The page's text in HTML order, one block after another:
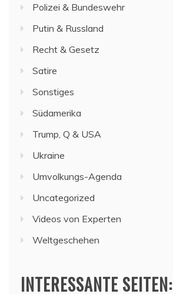
Polizei & Bundeswehr
Putin & Russland
Recht & Gesetz
Satire
Sonstiges
Südamerika
Trump, Q & USA
Ukraine
Umvolkungs-Agenda
Uncategorized
Videos von Experten
Weltgeschehen
INTERESSANTE SEITEN: